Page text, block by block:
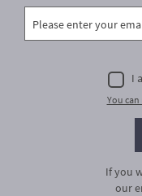
I
You
If you
our